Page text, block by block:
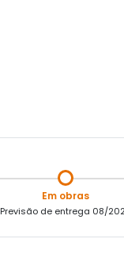
Em obras
Previsão de entrega 08/